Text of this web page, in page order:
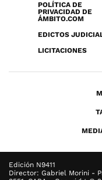
POLÍTICA DE
PRIVACIDAD DE
ÁMBITO.COM
EDICTOS
LICITACIONES
Edición N9411
Director: Gabriel Morini -